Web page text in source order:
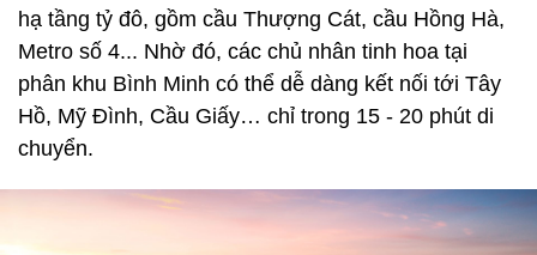
hạ tầng tỷ đô, gồm cầu Thượng Cát, cầu Hồng Hà,
Metro số 4... Nhờ đó, các chủ nhân tinh hoa tại
phân khu Bình Minh có thể dễ dàng kết nối tới Tây
Hồ, Mỹ Đình, Cầu Giấy… chỉ trong 15 - 20 phút di
chuyển.